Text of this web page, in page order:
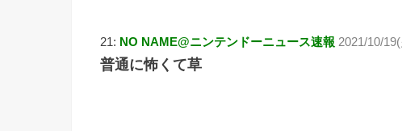
21: NO NAME@ニンテンドーニュース速報 2021/10/
普通に怖くて草